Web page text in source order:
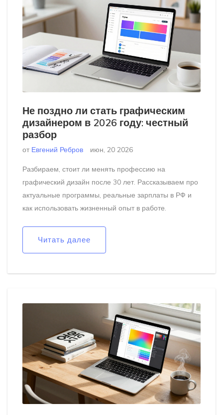
Не поздно ли стать графическим
дизайнером в 2026 году: честный
разбор
от Евгений Ребров июн, 20 2026
Разбираем, стоит ли менять профессию на
графический дизайн после 30 лет. Рассказываем про
актуальные программы, реальные зарплаты в РФ и
как использовать жизненный опыт в работе.
Читать далее